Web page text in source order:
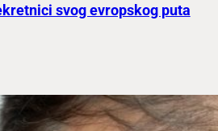
svog evropskog puta